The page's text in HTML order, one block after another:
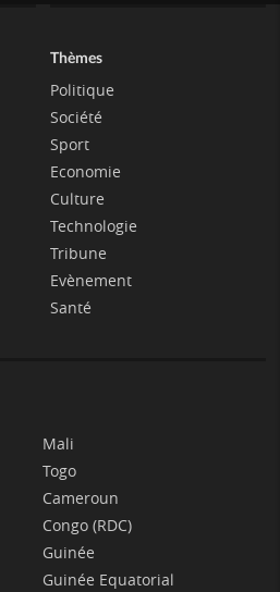
Thèmes
Politique
Société
Sport
Economie
Culture
Technologie
Tribune
Evènement
Santé
Mali
Togo
Cameroun
Congo (RDC)
Guinée
Guinée Equatorial